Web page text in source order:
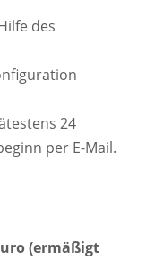
des
24
per E-Mail.
(ermäßigt